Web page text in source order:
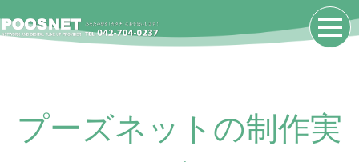
プーズネットの制作実